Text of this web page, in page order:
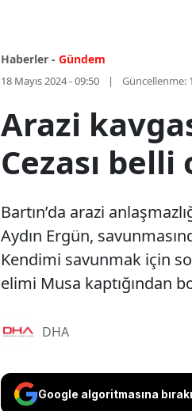
Haberler - Gündem
18 Mayıs 2024 - 09:50 Güncellenme:
Arazi
Cezası belli
Bartın’da arazi
Aydın Ergün,
Kendimi savunmak için
elimi Musa kaptığından
DHA
Google algoritmasına